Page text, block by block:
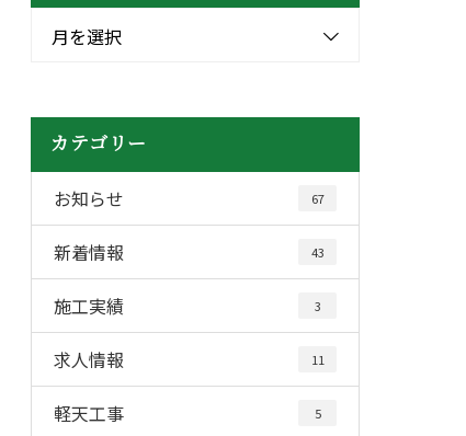
月を選択
カテゴリー
お知らせ 67
新着情報 43
施工実績 3
求人情報 11
軽天工事 5